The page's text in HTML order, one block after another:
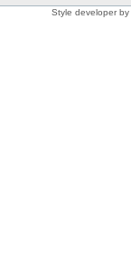
Style developer by